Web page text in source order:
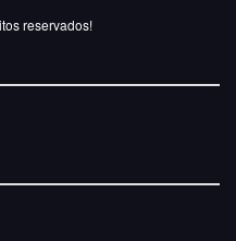
reservados!